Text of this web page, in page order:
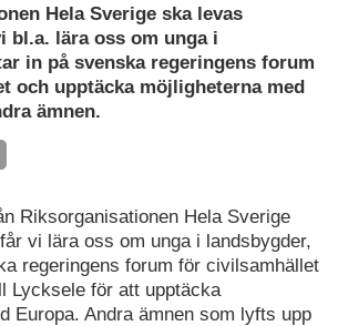
Hela Sverige ska levas
bl.a. lära oss om unga i
in på svenska regeringens forum
och upptäcka möjligheterna med
ämnen.
Riksorganisationen Hela Sverige
vi lära oss om unga i landsbygder,
regeringens forum för civilsamhället
Lycksele för att upptäcka
Europa. Andra ämnen som lyfts upp